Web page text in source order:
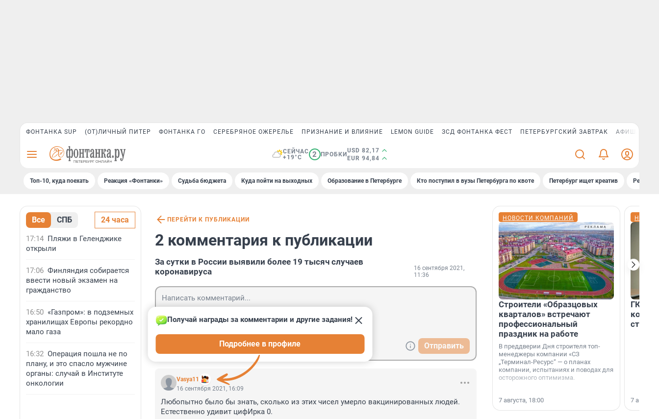
ФОНТАНКА SUP (ОТ)ЛИЧНЫЙ ПИТЕР ФОНТАНКА ГО СЕРЕБРЯНОЕ ОЖЕРЕЛЬЕ ПРИЗНАНИЕ И ВЛИЯНИЕ LEMON GUIDE ЗСД ФОНТАНКА ФЕСТ ПЕТЕРБУРГСКИЙ ЗАВТРАК АФИША PLUS
СЕЙЧАС
+19°C
2 ПРОБКИ
USD 82,17
EUR 94,84
Топ-10, куда поехать Реакция «Фонтанки» Судьба бюджета Куда пойти на выходных Образование в Петербурге Кто поступил в вузы Петербурга по квоте Петербург ищет креатив
Все СПБ 24 часа
17:14 Пляжи в Геленджике
открыли
17:06 Финляндия собирается
ввести новый экзамен на
гражданство
16:50 «Газпром»: в подземных
хранилищах Европы рекордно
мало газа
16:32 Операция пошла не по
плану, и это спасло мужчине
органы: случай в Институте
онкологии
ПЕРЕЙТИ К ПУБЛИКАЦИИ
2 комментария к публикации
За сутки в России выявили более 19 тысяч случаев
коронавируса
16 сентября 2021,
11:36
Отправить
Vasya11
Получай награды за комментарии и другие задания!
Подробнее в профиле
16 сентября 2021, 16:09
Любопытно было бы знать, сколько из этих чисел умерло вакцинированных людей.
Естественно удивит цифИрка 0.
НОВОСТИ КОМПАНИЙ
Строители «Образцовых
кварталов» встречают
профессиональный
праздник на работе
В преддверии Дня строителя топ-
менеджеры компании «СЗ
„Терминал-Ресурс“ — о планах
компании, испытаниях и поводах для
осторожного оптимизма.
7 августа, 18:00
ГК
7